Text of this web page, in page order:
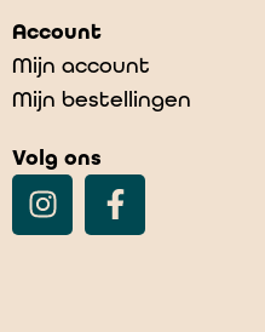
Account
Mijn account
Mijn bestellingen
Volg ons